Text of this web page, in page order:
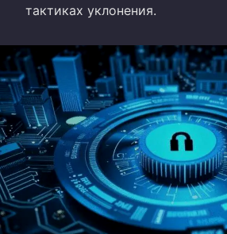
тактиках уклонения.